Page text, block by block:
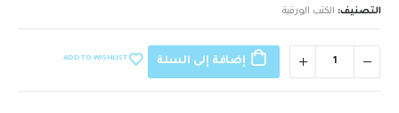
التصنيف: الكتب الورقية
إضافة إلى السلة ADD TO WISHLIST